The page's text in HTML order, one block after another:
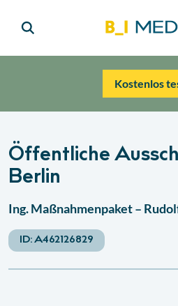
Kostenlos
Öffentliche
Berlin
Ing. Maßnahmenpaket –
ID:A462126829